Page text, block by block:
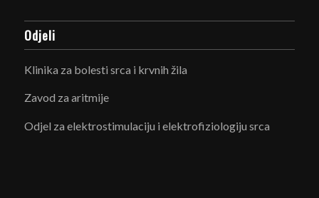
Odjeli
Klinika za bolesti srca i krvnih žila
Zavod za aritmije
Odjel za elektrostimulaciju i elektrofiziologiju srca